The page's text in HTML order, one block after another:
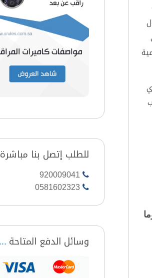
للطلب إتصل بنا مباشرة
920009041
0581602323
وسائل الدفع المتاحة